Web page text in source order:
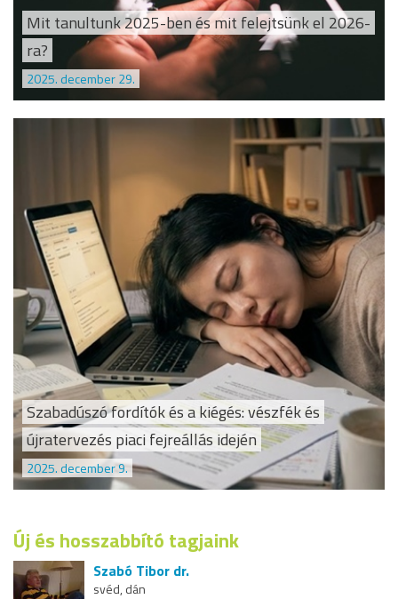
Mit tanultunk 2025-ben és mit felejtsünk el 2026-
ra?
2025. december 29.
Szabadúszó fordítók és a kiégés: vészfék és
újratervezés piaci fejreállás idején
2025. december 9.
Új és hosszabbító tagjaink
Szabó Tibor dr.
svéd, dán